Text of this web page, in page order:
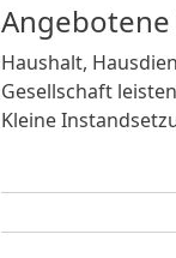
Haushalt,
Gesellschaft
Kleine